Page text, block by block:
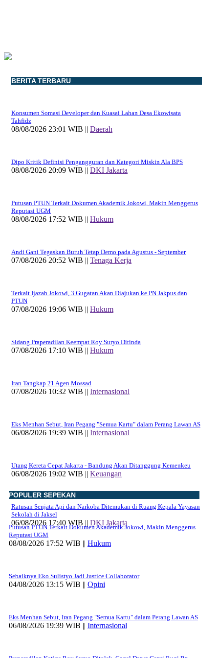
BERITA TERBARU
Konsumen Somasi Developer dan Kuasai Lahan Desa Ekowisata
Tahfidz
08/08/2026 23:01 WIB || Daerah
Dipo Kritik Definisi Pengangguran dan Kategori Miskin Ala BPS
08/08/2026 20:09 WIB || DKI Jakarta
Putusan PTUN Terkait Dokumen Akademik Jokowi, Makin Menggerus
Reputasi UGM
08/08/2026 17:52 WIB || Hukum
Andi Gani Tegaskan Buruh Tetap Demo pada Agustus - September
07/08/2026 20:52 WIB || Tenaga Kerja
Terkait Ijazah Jokowi, 3 Gugatan Akan Diajukan ke PN Jakpus dan
PTUN
07/08/2026 19:06 WIB || Hukum
Sidang Praperadilan Keempat Roy Suryo Ditinda
07/08/2026 17:10 WIB || Hukum
Iran Tangkap 21 Agen Mossad
07/08/2026 10:32 WIB || Internasional
Eks Menhan Sebut, Iran Pegang "Semua Kartu" dalam Perang Lawan AS
06/08/2026 19:39 WIB || Internasional
Utang Kereta Cepat Jakarta - Bandung Akan Ditanggung Kemenkeu
06/08/2026 19:02 WIB || Keuangan
Ratusan Senjata Api dan Narkoba Ditemukan di Ruang Kepala Yayasan
Sekolah di Jaksel
06/08/2026 17:40 WIB || DKI Jakarta
POPULER SEPEKAN
Putusan PTUN Terkait Dokumen Akademik Jokowi, Makin Menggerus
Reputasi UGM
08/08/2026 17:52 WIB || Hukum
Sebaiknya Eko Sulistyo Jadi Justice Collaborator
04/08/2026 13:15 WIB || Opini
Eks Menhan Sebut, Iran Pegang "Semua Kartu" dalam Perang Lawan AS
06/08/2026 19:39 WIB || Internasional